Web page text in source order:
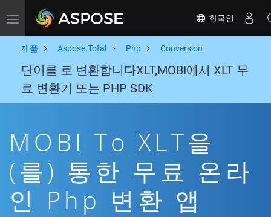
Toggle navigation 한국인
제품 Aspose.Total Php Conversion
단어를 로 변환합니다XLT,MOBI에서 XLT 무
료 변환기 또는 PHP SDK
MOBI To XLT을
(를) 통한 무료 온라
인 Php 변환 앱